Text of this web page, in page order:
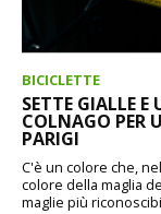
BICICLETTE
SETTE GIALLE
COLNAGO PER
PARIGI
C'è un colore che,
colore della maglia
maglie più